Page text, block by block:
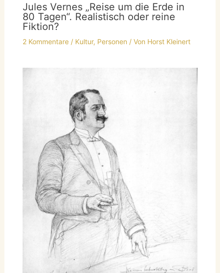
Jules Vernes „Reise um die Erde in
80 Tagen“. Realistisch oder reine
Fiktion?
2 Kommentare / Kultur, Personen / Von Horst Kleinert